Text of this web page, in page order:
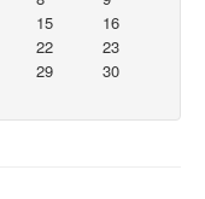
15
16
22
23
29
30